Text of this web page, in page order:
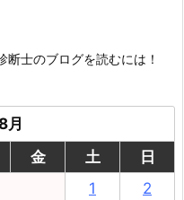
断士のブログを読むには！
金 土
日
1
2